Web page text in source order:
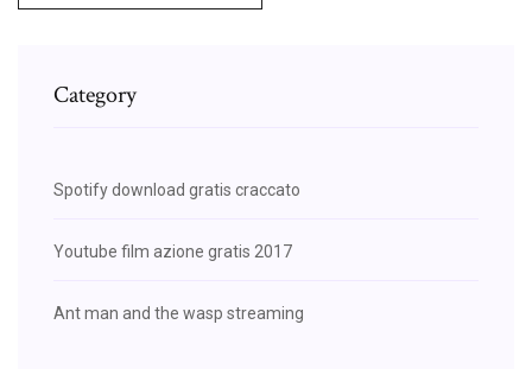
Category
Spotify download gratis craccato
Youtube film azione gratis 2017
Ant man and the wasp streaming